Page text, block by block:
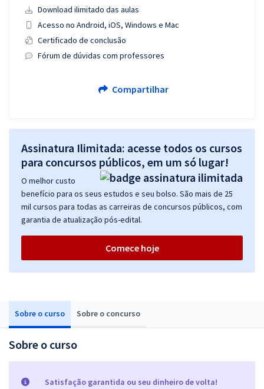
Sobre o curso Sobre o concurso
Sobre o curso
Satisfação garantida ou seu dinheiro de volta!
Download ilimitado das aulas
Acesso no Android, iOS, Windows e Mac
Certificado de conclusão
Fórum de dúvidas com professores
Compartilhar
Assinatura Ilimitada: acesse todos os cursos
para concursos públicos, em um só lugar!
O melhor custo
benefício para os seus estudos e seu bolso. São mais de 25
mil cursos para todas as carreiras de concursos públicos, com
garantia de atualização pós-edital.
Comece hoje